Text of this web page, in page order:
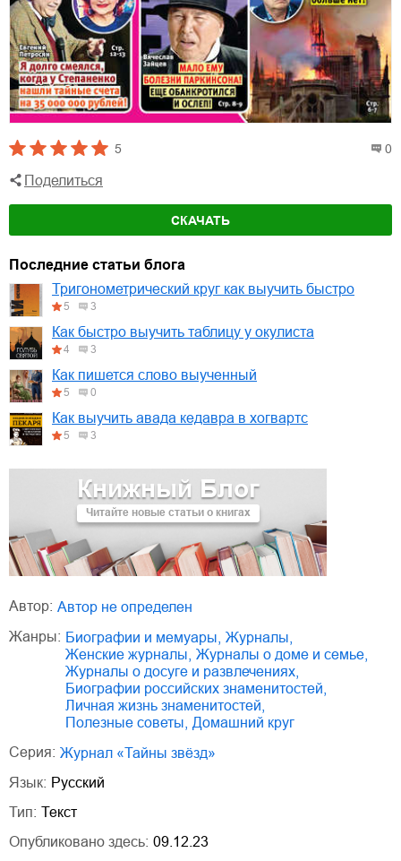
5 0
Поделиться
СКАЧАТЬ
Книжный Блог
Читайте новые статьи о книгах
Последние статьи блога
Тригонометрический круг как выучить быстро
5 3
Как быстро выучить таблицу у окулиста
4 3
Как пишется слово выученный
5 0
Как выучить авада кедавра в хогвартс
5 3
Автор:
Автор не определен
Жанры:
биографии и мемуары журналы
женские журналы
журналы о доме и семье
журналы о досуге и развлечениях
биографии российских знаменитостей
личная жизнь знаменитостей
полезные советы
домашний круг
Серия:
Журнал «Тайны звёзд»
Язык: Русский
Тип: Текст
Опубликовано здесь: 09.12.23